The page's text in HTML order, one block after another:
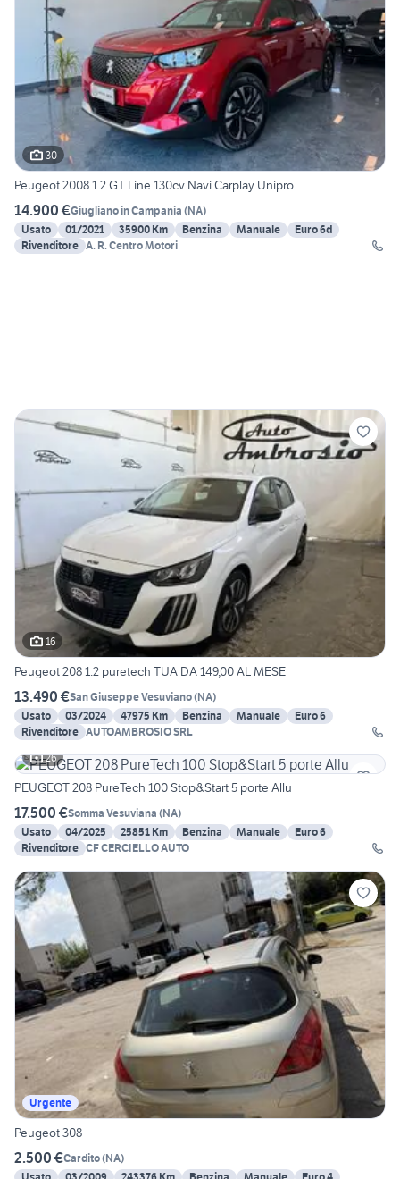
30
Peugeot 2008 1.2 GT Line 130cv Navi Carplay Unipro
14.900 €Giugliano in Campania (NA)
Usato
01/2021 35900 Km Benzina Manuale
Euro 6d
Rivenditore A. R. Centro Motori
16
Peugeot 208 1.2 puretech TUA DA 149,00 AL MESE
13.490 €San Giuseppe Vesuviano(NA)
Usato
03/2024 47975 Km Benzina Manuale
Euro 6
Rivenditore AUTOAMBROSIO SRL
26
PEUGEOT 208 PureTech 100 Stop&Start 5 porte Allu
17.500 €Somma Vesuviana (NA)
Usato
04/2025 25851 Km Benzina Manuale
Euro 6
Rivenditore CF CERCIELLO AUTO
Urgente
Peugeot 308
2.500 €Cardito(NA)